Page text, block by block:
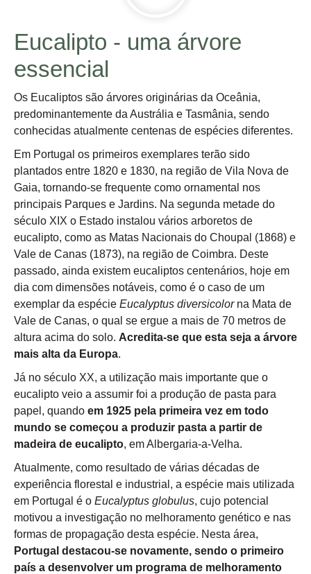
Eucalipto - uma árvore
essencial
Os Eucaliptos são árvores originárias da Oceânia,
predominantemente da Austrália e Tasmânia, sendo
conhecidas atualmente centenas de espécies diferentes.
Em Portugal os primeiros exemplares terão sido
plantados entre 1820 e 1830, na região de Vila Nova de
Gaia, tornando-se frequente como ornamental nos
principais Parques e Jardins. Na segunda metade do
século XIX o Estado instalou vários arboretos de
eucalipto, como as Matas Nacionais do Choupal (1868) e
Vale de Canas (1873), na região de Coimbra. Deste
passado, ainda existem eucaliptos centenários, hoje em
dia com dimensões notáveis, como é o caso de um
exemplar da espécie Eucalyptus diversicolorna Mata de
Vale de Canas, o qual se ergue a mais de 70 metros de
altura acima do solo. Acredita-se que esta seja a árvore
mais alta da Europa.
Já no século XX, a utilização mais importante que o
eucalipto veio a assumir foi a produção de pasta para
papel, quando em 1925 pela primeira vez em todo
mundo se começou a produzir pasta a partir de
madeira de eucalipto, em Albergaria-a-Velha.
Atualmente, como resultado de várias décadas de
experiência florestal e industrial, a espécie mais utilizada
em Portugal é o Eucalyptus globulus, cujo potencial
motivou a investigação no melhoramento genético e nas
formas de propagação desta espécie. Nesta área,
Portugal destacou-se novamente, sendo o primeiro
país a desenvolver um programa de melhoramento